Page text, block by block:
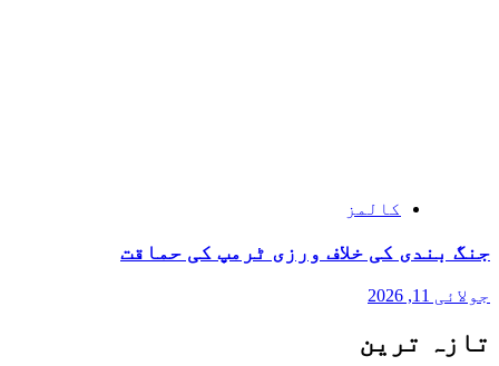
کالمز
جنگ بندی کی خلاف ورزی ٹرمپ کی حماقت
جولائی 11, 2026
تازہ ترین